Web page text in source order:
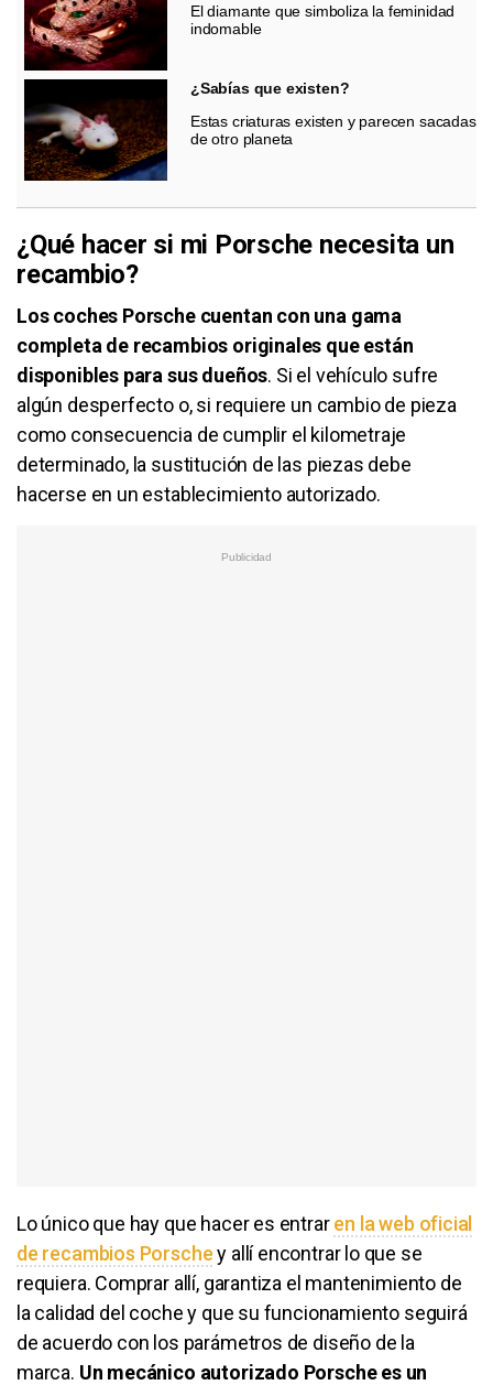
El diamante que simboliza la feminidad
indomable
¿Sabías que existen?
Estas criaturas existen y parecen sacadas
de otro planeta
¿Qué hacer si mi Porsche necesita un
recambio?
Los coches Porsche cuentan con una gama
completa de recambios originales que están
disponibles para sus dueños. Si el vehículo sufre
algún desperfecto o, si requiere un cambio de pieza
como consecuencia de cumplir el kilometraje
determinado, la sustitución de las piezas debe
hacerse en un establecimiento autorizado.
Lo único que hay que hacer es entraren la web oficial
de recambios Porschey allí encontrar lo que se
requiera. Comprar allí, garantiza el mantenimiento de
la calidad del coche y que su funcionamiento seguirá
de acuerdo con los parámetros de diseño de la
marca. Un mecánico autorizado Porsche es un